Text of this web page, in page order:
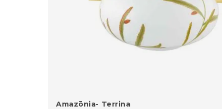
Amazōnia- Terrina